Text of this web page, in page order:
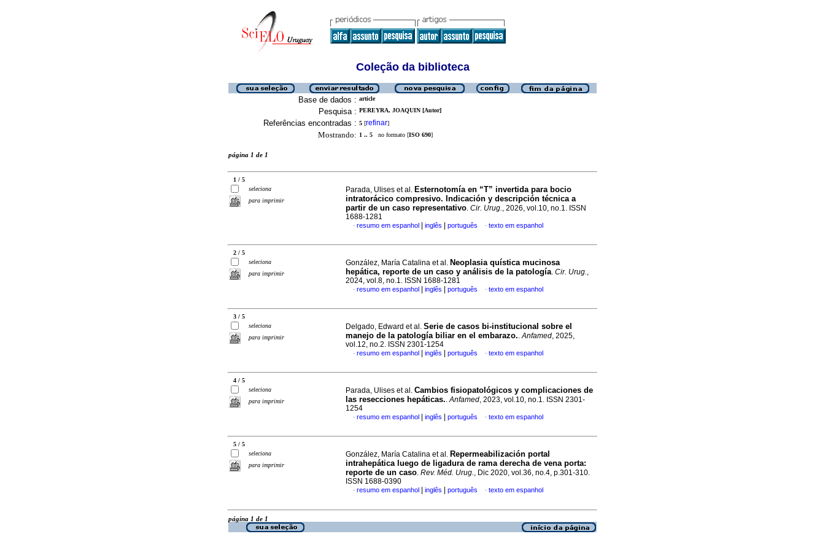
Coleção da biblioteca
Base de dados : article
Pesquisa : PEREYRA, JOAQUIN [Autor]
Referências encontradas : 5 [refinar]
Mostrando: 1 .. 5 no formato [ISO 690]
página 1 de 1
1 / 5
seleciona
para imprimir
Parada, Ulises et al. Esternotomía en “T” invertida para bocio
intratorácico compresivo. Indicación y descripción técnica a
partir de un caso representativo. Cir. Urug., 2026, vol.10, no.1. ISSN
1688-1281
· resumo em espanhol inglês português · texto em espanhol
2 / 5
seleciona
para imprimir
González, María Catalina et al. Neoplasia quística mucinosa
hepática, reporte de un caso y análisis de la patología. Cir. Urug.,
2024, vol.8, no.1. ISSN 1688-1281
· resumo em espanhol inglês português · texto em espanhol
3 / 5
seleciona
para imprimir
Delgado, Edward et al. Serie de casos bi-institucional sobre el
manejo de la patología biliar en el embarazo..Anfamed, 2025,
vol.12, no.2. ISSN 2301-1254
· resumo em espanhol inglês português · texto em espanhol
4 / 5
seleciona
para imprimir
Parada, Ulises et al. Cambios fisiopatológicos y complicaciones de
las resecciones hepáticas..Anfamed, 2023, vol.10, no.1. ISSN 2301-
1254
· resumo em espanhol inglês português · texto em espanhol
5 / 5
seleciona
para imprimir
González, María Catalina et al. Repermeabilización portal
intrahepática luego de ligadura de rama derecha de vena porta:
reporte de un caso. Rev. Méd. Urug., Dic 2020, vol.36, no.4, p.301-310.
ISSN 1688-0390
· resumo em espanhol inglês português · texto em espanhol
página 1 de 1